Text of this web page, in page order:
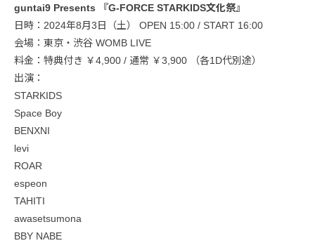
guntai9 Presents 『G-FORCE STARKIDS文化祭』
日時：2024年8月3日（土） OPEN 15:00 / START 16:00
会場：東京・渋谷 WOMB LIVE
料金：特典付き ￥4,900 / 通常 ￥3,900 （各1D代別途）
出演：
STARKIDS
Space Boy
BENXNI
levi
ROAR
espeon
TAHITI
awasetsumona
BBY NABE